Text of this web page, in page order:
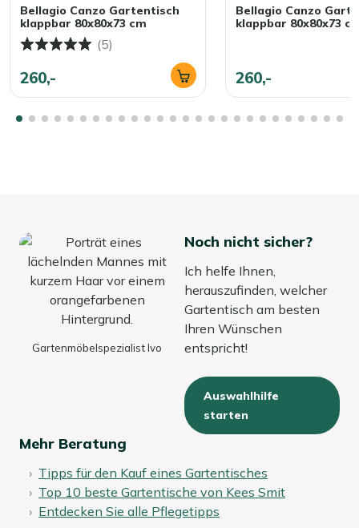
Bellagio Canzo Gartentisch
klappbar 80x80x73 cm
(5)
260,-
Bellagio Canzo
klappbar 80x80x73
260,-
Gartenmöbelspezialist Ivo
Noch nicht sicher?
Ich helfe Ihnen,
herauszufinden, welcher
Gartentisch am besten
Ihren Wünschen
entspricht!
Auswahlhilfe
starten
Mehr Beratung
Tipps für den Kauf eines Gartentisches
Top 10 beste Gartentische von Kees Smit
Entdecken Sie alle Pflegetipps